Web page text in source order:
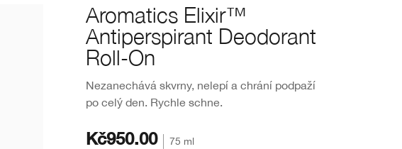
Aromatics Elixir™
Antiperspirant Deodorant
Roll-On
Nezanechává skvrny, nelepí a chrání podpaží
po celý den. Rychle schne.
Kč950.00 75 ml